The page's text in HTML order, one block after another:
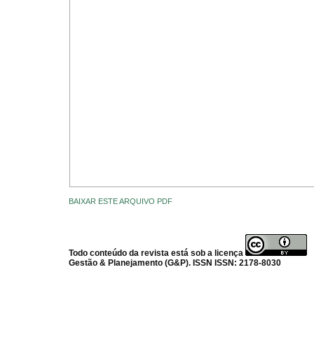
BAIXAR ESTE ARQUIVO PDF
Todo conteúdo da revista está sob a licença
Gestão & Planejamento (G&P). ISSN ISSN: 2178-8030